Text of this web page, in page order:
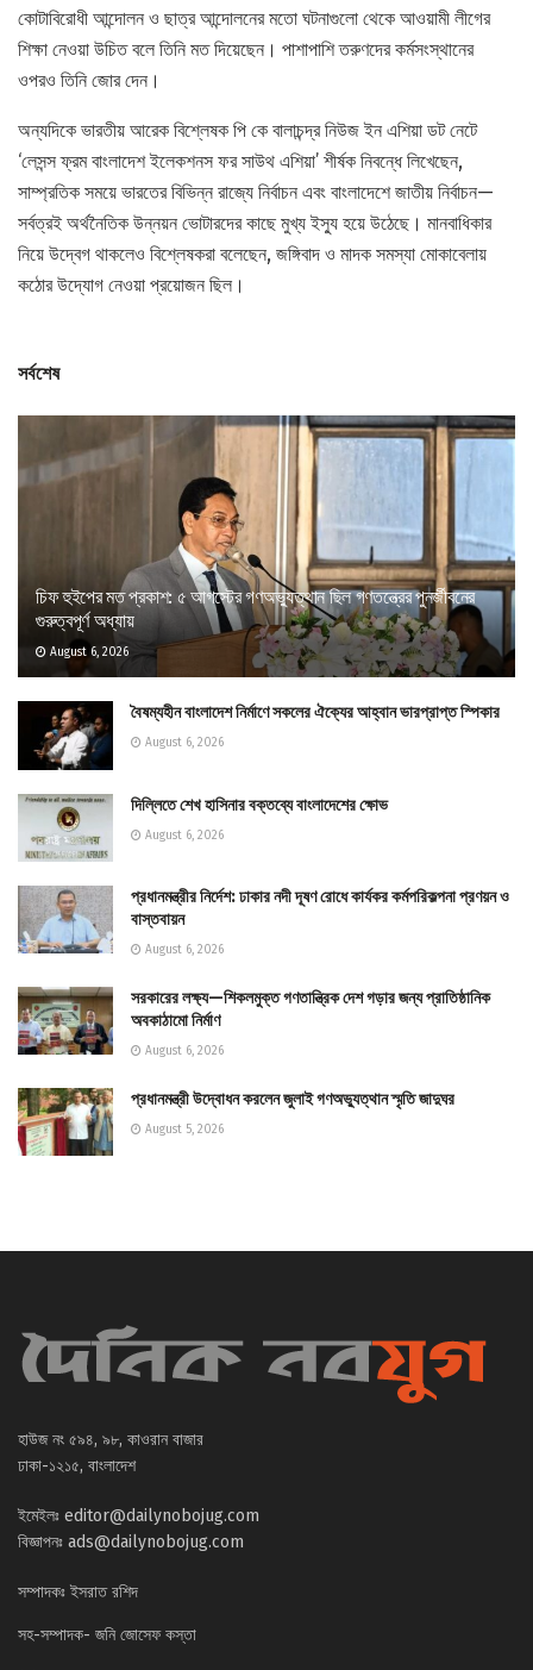
কোটাবিরোধী আন্দোলন ও ছাত্র আন্দোলনের মতো ঘটনাগুলো থেকে আওয়ামী লীগের
শিক্ষা নেওয়া উচিত বলে তিনি মত দিয়েছেন। পাশাপাশি তরুণদের কর্মসংস্থানের
ওপরও তিনি জোর দেন।
অন্যদিকে ভারতীয় আরেক বিশ্লেষক পি কে বালাচন্দ্র নিউজ ইন এশিয়া ডট নেটে
‘লেসন্স ফ্রম বাংলাদেশ ইলেকশনস ফর সাউথ এশিয়া’ শীর্ষক নিবন্ধে লিখেছেন,
সাম্প্রতিক সময়ে ভারতের বিভিন্ন রাজ্যে নির্বাচন এবং বাংলাদেশে জাতীয় নির্বাচন—
সর্বত্রই অর্থনৈতিক উন্নয়ন ভোটারদের কাছে মুখ্য ইস্যু হয়ে উঠেছে। মানবাধিকার
নিয়ে উদ্বেগ থাকলেও বিশ্লেষকরা বলেছেন, জঙ্গিবাদ ও মাদক সমস্যা মোকাবেলায়
কঠোর উদ্যোগ নেওয়া প্রয়োজন ছিল।
সর্বশেষ
চিফ হুইপের মত প্রকাশ: ৫ আগস্টের গণঅভ্যুত্থান ছিল গণতন্ত্রের পুনর্জীবনের
গুরুত্বপূর্ণ অধ্যায়
August 6, 2026
বৈষম্যহীন বাংলাদেশ নির্মাণে সকলের ঐক্যের আহ্বান ভারপ্রাপ্ত স্পিকার
August 6, 2026
দিল্লিতে শেখ হাসিনার বক্তব্যে বাংলাদেশের ক্ষোভ
August 6, 2026
প্রধানমন্ত্রীর নির্দেশ: ঢাকার নদী দূষণ রোধে কার্যকর কর্মপরিকল্পনা প্রণয়ন ও
বাস্তবায়ন
August 6, 2026
সরকারের লক্ষ্য—শিকলমুক্ত গণতান্ত্রিক দেশ গড়ার জন্য প্রাতিষ্ঠানিক
অবকাঠামো নির্মাণ
August 6, 2026
প্রধানমন্ত্রী উদ্বোধন করলেন জুলাই গণঅভ্যুত্থান স্মৃতি জাদুঘর
August 5, 2026
হাউজ নং ৫৯৪, ৯৮, কাওরান বাজার
ঢাকা-১২১৫, বাংলাদেশ
ইমেইলঃ editor@dailynobojug.com
বিজ্ঞাপনঃ ads@dailynobojug.com
সম্পাদকঃ ইসরাত রশিদ
সহ-সম্পাদক- জনি জোসেফ কস্তা